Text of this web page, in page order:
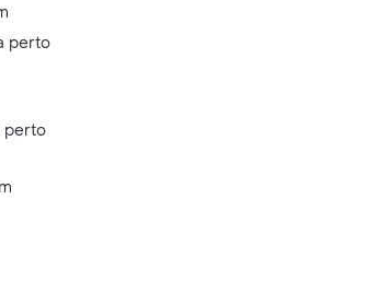
perto
perto